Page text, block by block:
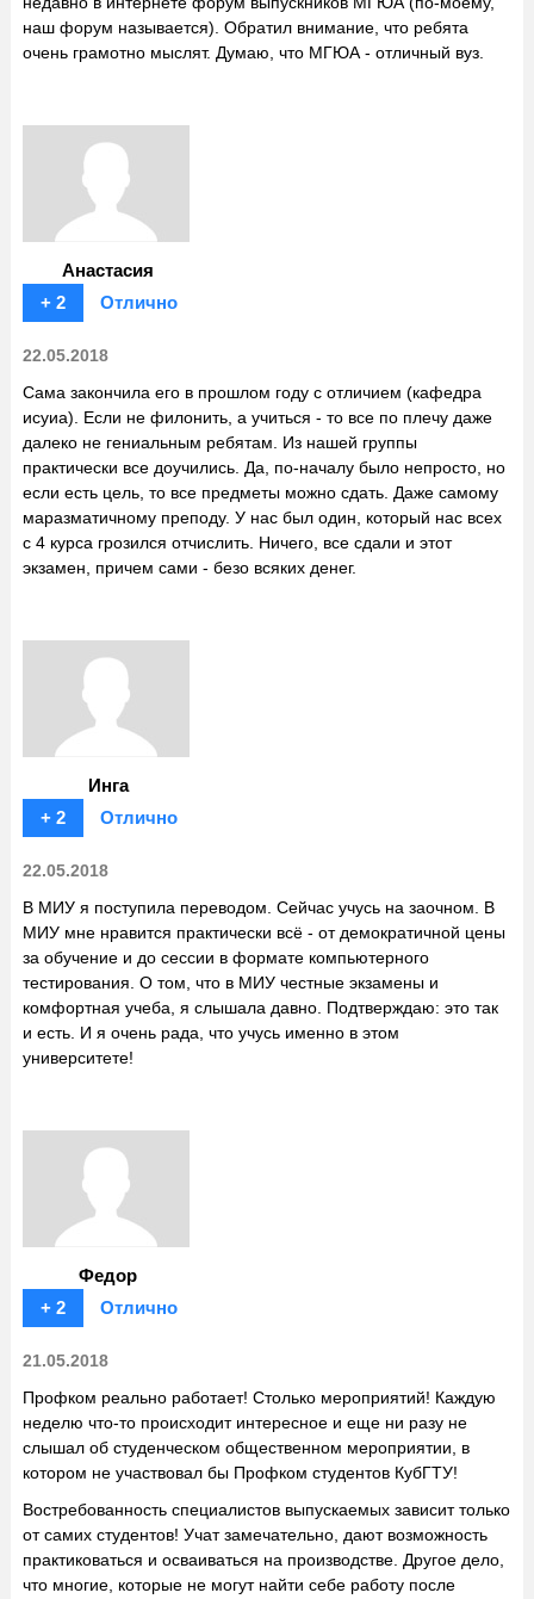
наш форум называется). Обратил внимание, что ребята
очень грамотно мыслят. Думаю, что МГЮА - отличный вуз.
Анастасия
+ 2
Отлично
22.05.2018
Сама закончила его в прошлом году с отличием (кафедра
исуиа). Если не филонить, а учиться - то все по плечу даже
далеко не гениальным ребятам. Из нашей группы
практически все доучились. Да, по-началу было непросто, но
если есть цель, то все предметы можно сдать. Даже самому
маразматичному преподу. У нас был один, который нас всех
с 4 курса грозился отчислить. Ничего, все сдали и этот
экзамен, причем сами - безо всяких денег.
Инга
+ 2
Отлично
22.05.2018
В МИУ я поступила переводом. Сейчас учусь на заочном. В
МИУ мне нравится практически всё - от демократичной цены
за обучение и до сессии в формате компьютерного
тестирования. О том, что в МИУ честные экзамены и
комфортная учеба, я слышала давно. Подтверждаю: это так
и есть. И я очень рада, что учусь именно в этом
университете!
Федор
+ 2
Отлично
21.05.2018
Профком реально работает! Столько мероприятий! Каждую
неделю что-то происходит интересное и еще ни разу не
слышал об студенческом общественном мероприятии, в
котором не участвовал бы Профком студентов КубГТУ!
Востребованность специалистов выпускаемых зависит только
от самих студентов! Учат замечательно, дают возможность
практиковаться и осваиваться на производстве. Другое дело,
что многие, которые не могут найти себе работу после